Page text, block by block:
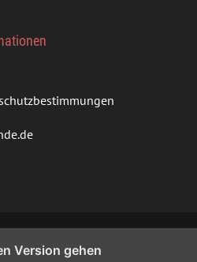
Version gehen